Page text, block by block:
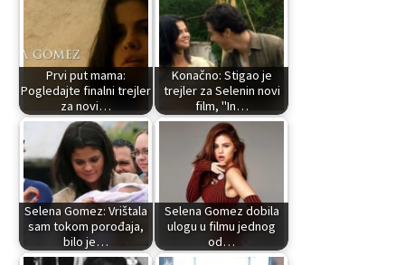
Prvi put mama:
Pogledajte finalni trejler
za novi…
Konačno: Stigao je
trejler za Selenin novi
film, "In…
Selena Gomez: Vrištala
sam tokom porođaja,
bilo je…
Selena Gomez dobila
ulogu u filmu jednog
od…